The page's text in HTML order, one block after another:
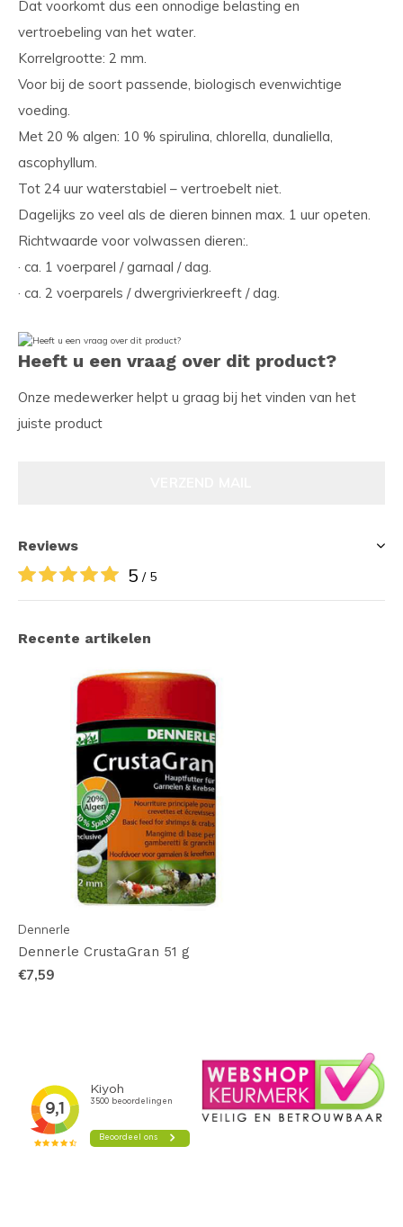
Dat voorkomt dus een onnodige belasting en
vertroebeling van het water.
Korrelgrootte: 2 mm.
Voor bij de soort passende, biologisch evenwichtige
voeding.
Met 20 % algen: 10 % spirulina, chlorella, dunaliella,
ascophyllum.
Tot 24 uur waterstabiel – vertroebelt niet.
Dagelijks zo veel als de dieren binnen max. 1 uur opeten.
Richtwaarde voor volwassen dieren:.
· ca. 1 voerparel / garnaal / dag.
· ca. 2 voerparels / dwergrivierkreeft / dag.
Heeft u een vraag over dit product?
Onze medewerker helpt u graag bij het vinden van het
juiste product
Reviews
5 / 5
Recente artikelen
Dennerle
Dennerle CrustaGran 51 g
€7,59